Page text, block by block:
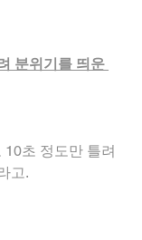
분위기를 띄운
초 정도만 틀려
고.